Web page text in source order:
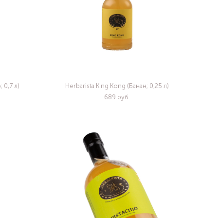
0,7 л)
Herbarista King Kong (Банан; 0,25 л)
689 pуб.